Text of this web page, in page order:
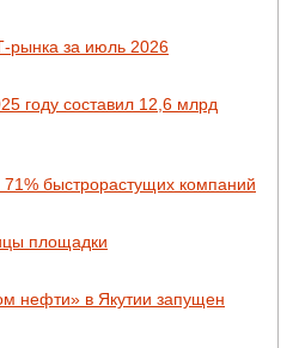
рынка за июль 2026
году составил 12,6 млрд
быстрорастущих компаний
площадки
нефти» в Якутии запущен